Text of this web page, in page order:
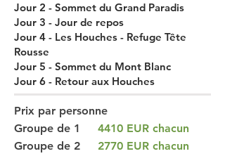
Jour 2 - Sommet du Grand Paradis
Jour 3 - Jour de repos
Jour 4 - Les Houches - Refuge Tête
Rousse
Jour 5 - Sommet du Mont Blanc
Jour 6 - Retour aux Houches
Prix ​​par personne
Groupe de 1 4410 EUR chacun
Groupe de 2 2770 EUR chacun